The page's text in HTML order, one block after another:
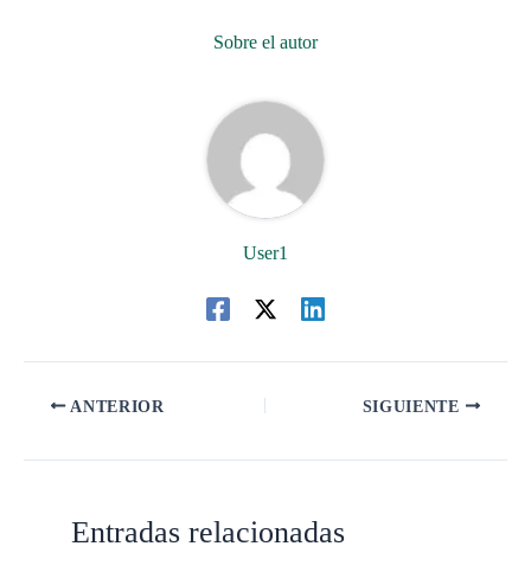
Sobre el autor
User1
ANTERIOR SIGUIENTE
Entradas relacionadas